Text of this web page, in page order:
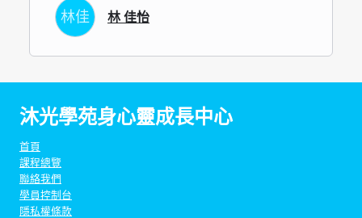
林佳 林 佳怡
沐光學苑身心靈成長中心
首頁
課程總覽
聯絡我們
學員控制台
隱私權條款